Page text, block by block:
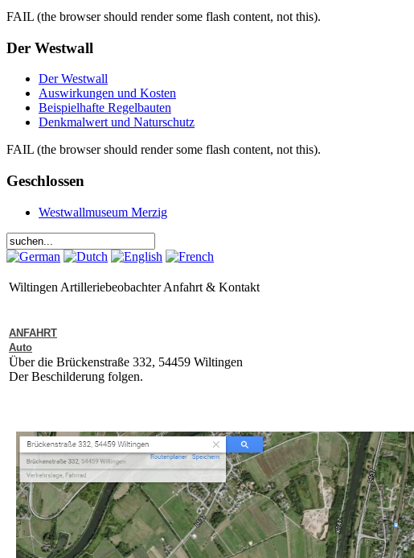
FAIL (the browser should render some flash content, not this).
Der Westwall
Der Westwall
Auswirkungen und Kosten
Beispielhafte Regelbauten
Denkmalwert und Naturschutz
FAIL (the browser should render some flash content, not this).
Geschlossen
Westwallmuseum Merzig
Wiltingen Artilleriebeobachter Anfahrt & Kontakt
ANFAHRT
Auto
Über die Brückenstraße 332, 54459 Wiltingen
Der Beschilderung folgen.